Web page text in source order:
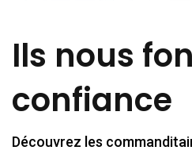
Ils nous
confiance
Découvrez les